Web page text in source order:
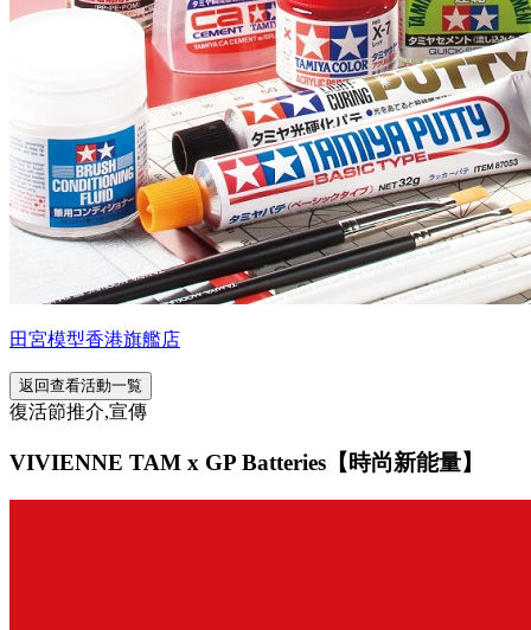
田宮模型香港旗艦店
返回查看活動一覧
復活節推介,宣傳
VIVIENNE TAM x GP Batteries【時尚新能量】